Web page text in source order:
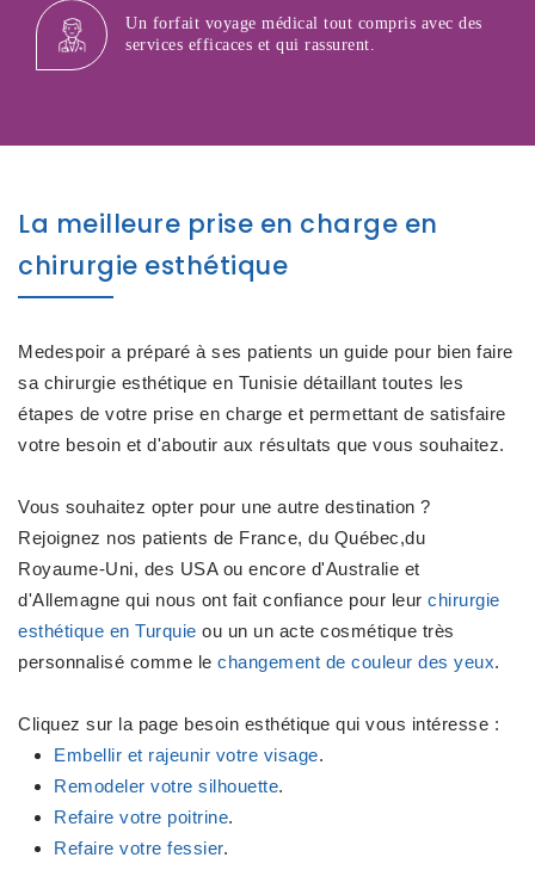
Un forfait voyage médical tout compris avec des
services efficaces et qui rassurent.
La meilleure prise en charge en
chirurgie esthétique
Medespoir a préparé à ses patients un guide pour bien faire
sa chirurgie esthétique en Tunisie détaillant toutes les
étapes de votre prise en charge et permettant de satisfaire
votre besoin et d'aboutir aux résultats que vous souhaitez.
Vous souhaitez opter pour une autre destination ?
Rejoignez nos patients de France, du Québec,du
Royaume-Uni, des USA ou encore d'Australie et
d'Allemagne qui nous ont fait confiance pour leur chirurgie
esthétique en Turquie ou un un acte cosmétique très
personnalisé comme le changement de couleur des yeux.
Cliquez sur la page besoin esthétique qui vous intéresse :
Embellir et rajeunir votre visage.
Remodeler votre silhouette.
Refaire votre poitrine.
Refaire votre fessier.